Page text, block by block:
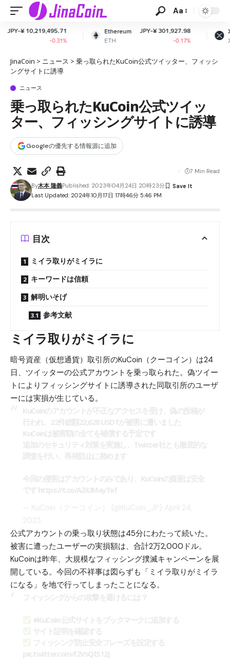
Aa
Ethereum
ETH
JPY-¥ 301,927.98
-0.17%
XRP
XRP
JPY-¥ 163.63
+0.31%
JinaCoin > ニュース > 乗っ取られたKuCoin公式ツイッター、フィッシ
ングサイトに誘導
ニュース
乗っ取られたKuCoin公式ツイッ
ター、フィッシングサイトに誘導
Googleの優先する情報源に追加
Last Updated: 2024年10月17日 17時46分 5:46 PM
By木本 隆義Published: 2023年04月24日 20時23分
7 Min Read
目次
ミイラ取りがミイラに
キーワードは信頼
解明いそげ
参考文献
ミイラ取りがミイラに
暗号資産（仮想通貨）取引所のKuCoin（クーコイン）は24
日、ツイッターの公式アカウントを乗っ取られた。偽ツイー
トによりフィッシングサイトに誘導された同取引所のユーザ
ーには実損が生じている。
公式アカウントの乗っ取り状態は45分にわたって続いた。
被害に遭ったユーザーの実損額は、合計2万2,000ドル。
KuCoinは昨年、大規模なフィッシング撲滅キャンペーンを展
開している。今回の不祥事は図らずも「ミイラ取りがミイラ
になる」を地で行ってしまったことになる。